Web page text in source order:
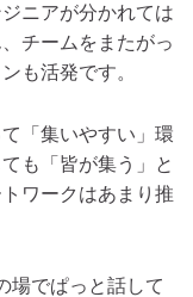
ニアが分かれては
チームをまたがっ
も活発です。
「集いやすい」環
も「皆が集う」と
ワークはあまり推
場でぱっと話して